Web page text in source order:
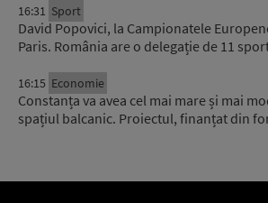
16:31 Sport
David Popovici, la Campionatele
Paris. România are o delegație de 11
16:15 Economie
Constanța va avea cel mai mare și mai
spațiul balcanic. Proiectul, finanțat din